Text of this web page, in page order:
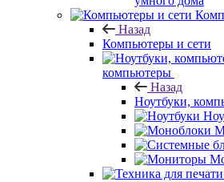
Назад
Компьютеры и сети
компьютеры
Назад
Ноутбуки,